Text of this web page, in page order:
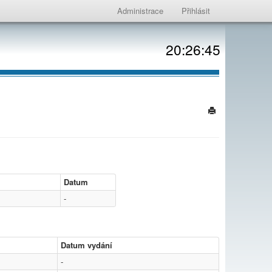
Administrace Přihlásit
20:26:45
Datum
-
Datum vydání
-